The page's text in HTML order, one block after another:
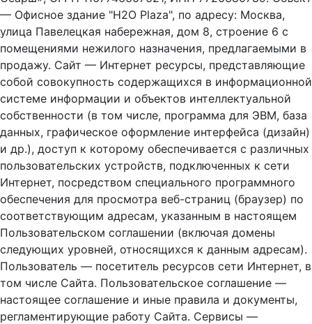
— Офисное здание "H2O Plaza", по адресу: Москва,
улица Павелецкая набережная, дом 8, строение 6 с
помещениями нежилого назначения, предлагаемыми в
продажу. Сайт — Интернет ресурсы, представляющие
собой совокупность содержащихся в информационной
системе информации и объектов интеллектуальной
собственности (в том числе, программа для ЭВМ, база
данных, графическое оформление интерфейса (дизайн)
и др.), доступ к которому обеспечивается с различных
пользовательских устройств, подключенных к сети
Интернет, посредством специального программного
обеспечения для просмотра веб-страниц (браузер) по
соответствующим адресам, указанным в настоящем
Пользовательском соглашении (включая домены
следующих уровней, относящихся к данным адресам).
Пользователь — посетитель ресурсов сети Интернет, в
том числе Сайта. Пользовательское соглашение —
настоящее соглашение и иные правила и документы,
регламентирующие работу Сайта. Сервисы —